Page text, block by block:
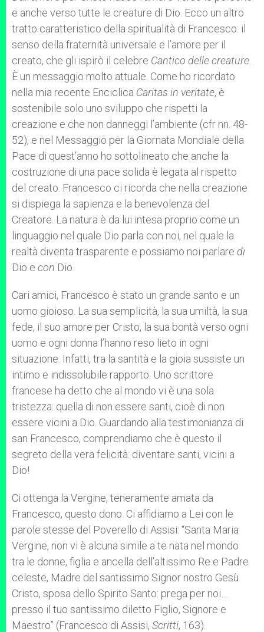
e anche verso tutte le creature di Dio. Ecco un altro
tratto caratteristico della spiritualità di Francesco: il
senso della fraternità universale e l’amore per il
creato, che gli ispirò il celebre Cantico delle creature
È un messaggio molto attuale. Come ho ricordato
nella mia recente Enciclica Caritas in veritate, è
sostenibile solo uno sviluppo che rispetti la
creazione e che non danneggi l’ambiente (cfr nn. 48-
52), e nel Messaggio per la Giornata Mondiale della
Pace di quest’anno ho sottolineato che anche la
costruzione di una pace solida è legata al rispetto
del creato. Francesco ci ricorda che nella creazione
si dispiega la sapienza e la benevolenza del
Creatore. La natura è da lui intesa proprio come un
linguaggio nel quale Dio parla con noi, nel quale la
realtà diventa trasparente e possiamo noi parlare di
Dio e con Dio.
Cari amici, Francesco è stato un grande santo e un
uomo gioioso. La sua semplicità, la sua umiltà, la sua
fede, il suo amore per Cristo, la sua bontà verso ogni
uomo e ogni donna l’hanno reso lieto in ogni
situazione. Infatti, tra la santità e la gioia sussiste un
intimo e indissolubile rapporto. Uno scrittore
francese ha detto che al mondo vi è una sola
tristezza: quella di non essere santi, cioè di non
essere vicini a Dio. Guardando alla testimonianza di
san Francesco, comprendiamo che è questo il
segreto della vera felicità: diventare santi, vicini a
Dio!
Ci ottenga la Vergine, teneramente amata da
Francesco, questo dono. Ci affidiamo a Lei con le
parole stesse del Poverello di Assisi: “Santa Maria
Vergine, non vi è alcuna simile a te nata nel mondo
tra le donne, figlia e ancella dell’altissimo Re e Padre
celeste, Madre del santissimo Signor nostro Gesù
Cristo, sposa dello Spirito Santo: prega per noi…
presso il tuo santissimo diletto Figlio, Signore e
Maestro” (Francesco di Assisi, Scritti, 163).